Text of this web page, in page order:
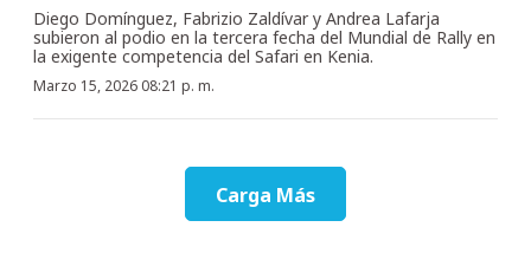
Diego Domínguez, Fabrizio Zaldívar y Andrea Lafarja
subieron al podio en la tercera fecha del Mundial de Rally en
la exigente competencia del Safari en Kenia.
Marzo 15, 2026 08:21 p. m.
Carga Más